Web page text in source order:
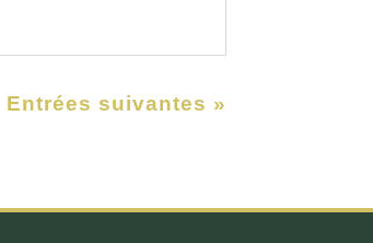
de pepin de figue
Ecocert s’est
un actif
Entrées suivantes »